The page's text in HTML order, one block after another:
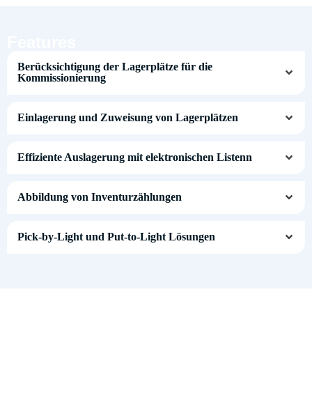
Berücksichtigung der Lagerplätze für die
Kommissionierung
Einlagerung und Zuweisung von Lagerplätzen
Effiziente Auslagerung mit elektronischen Listenn
Abbildung von Inventurzählungen
Pick-by-Light und Put-to-Light Lösungen